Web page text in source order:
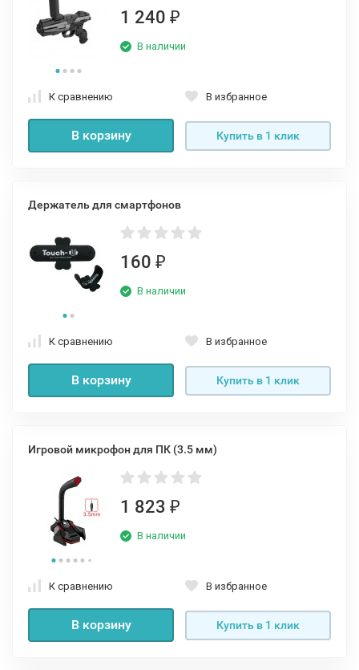
1 240 ₽
В наличии
К сравнению В избранное
В корзину Купить в 1 клик
Держатель для смартфонов
160 ₽
В наличии
К сравнению В избранное
В корзину Купить в 1 клик
Игровой микрофон для ПК (3.5 мм)
1 823 ₽
В наличии
К сравнению В избранное
В корзину Купить в 1 клик